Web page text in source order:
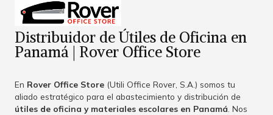
Distribuidor de Útiles de Oficina en
Panamá | Rover Office Store
En Rover Office Store (Utili Office Rover, S.A.) somos tu
aliado estratégico para el abastecimiento y distribución de
útiles de oficina y materiales escolares en Panamá . Nos